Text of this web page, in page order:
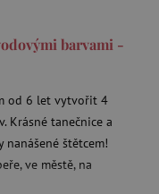
barvami -
od 6 let vytvořit 4
Krásné tanečnice a
štětcem!
ve městě, na